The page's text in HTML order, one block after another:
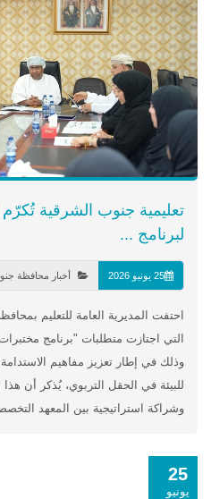
تعليمية جنوب الشرقية
لبرنامج ...
25 يونيو 2026 أخبار محافظة
احتفت المديرية العامة للتعليم
التي اجتازت متطلبات "برنامج
وذلك في إطار تعزيز مفاهيم
للبيئة في الحقل التربوي، يُذكر أن هذا
وشراكة استراتيجية بين المعهد
25
يونيو